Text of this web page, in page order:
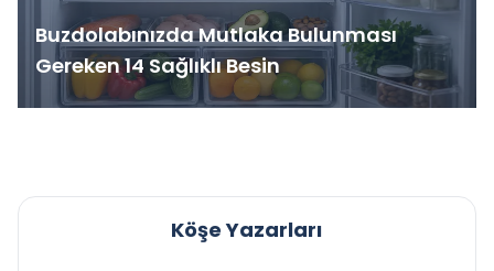
Buzdolabınızda Mutlaka Bulunması
Gereken 14 Sağlıklı Besin
Köşe Yazarları